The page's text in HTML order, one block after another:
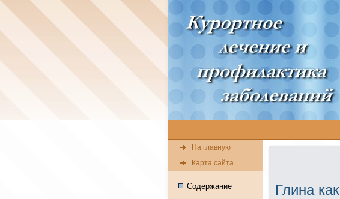
На главную
Карта сайта
Содержание Глинa